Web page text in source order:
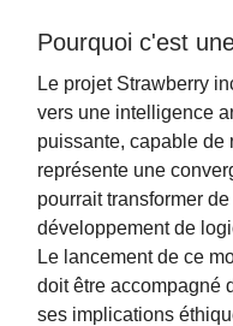
Pourquoi c'est
Le projet Strawberry
vers une intelligence
puissante, capable de
représente une
pourrait transformer
développement de
Le lancement de ce
doit être accompagné
ses implications